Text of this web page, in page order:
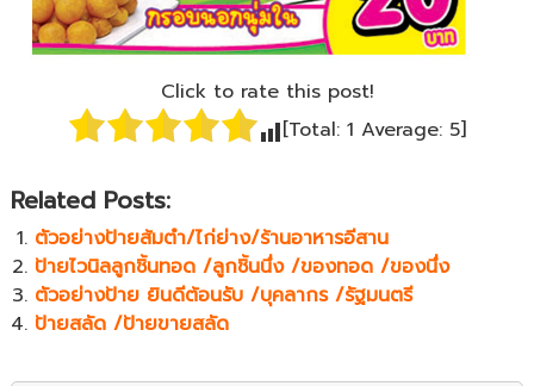
Click to rate this post!
[Total: 1 Average: 5]
Related Posts:
ตัวอย่างป้ายส้มตำ/ไก่ย่าง/ร้านอาหารอีสาน
ป้ายไวนิลลูกชิ้นทอด /ลูกชิ้นนึ่ง /ของทอด /ของนึ่ง
ตัวอย่างป้าย ยินดีต้อนรับ /บุคลากร /รัฐมนตรี
ป้ายสลัด /ป้ายขายสลัด